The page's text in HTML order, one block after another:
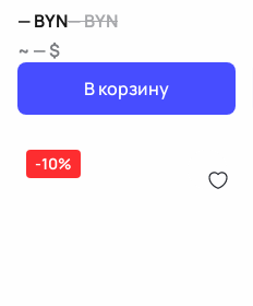
—BYN—BYN
~ — $
В корзину
-10%